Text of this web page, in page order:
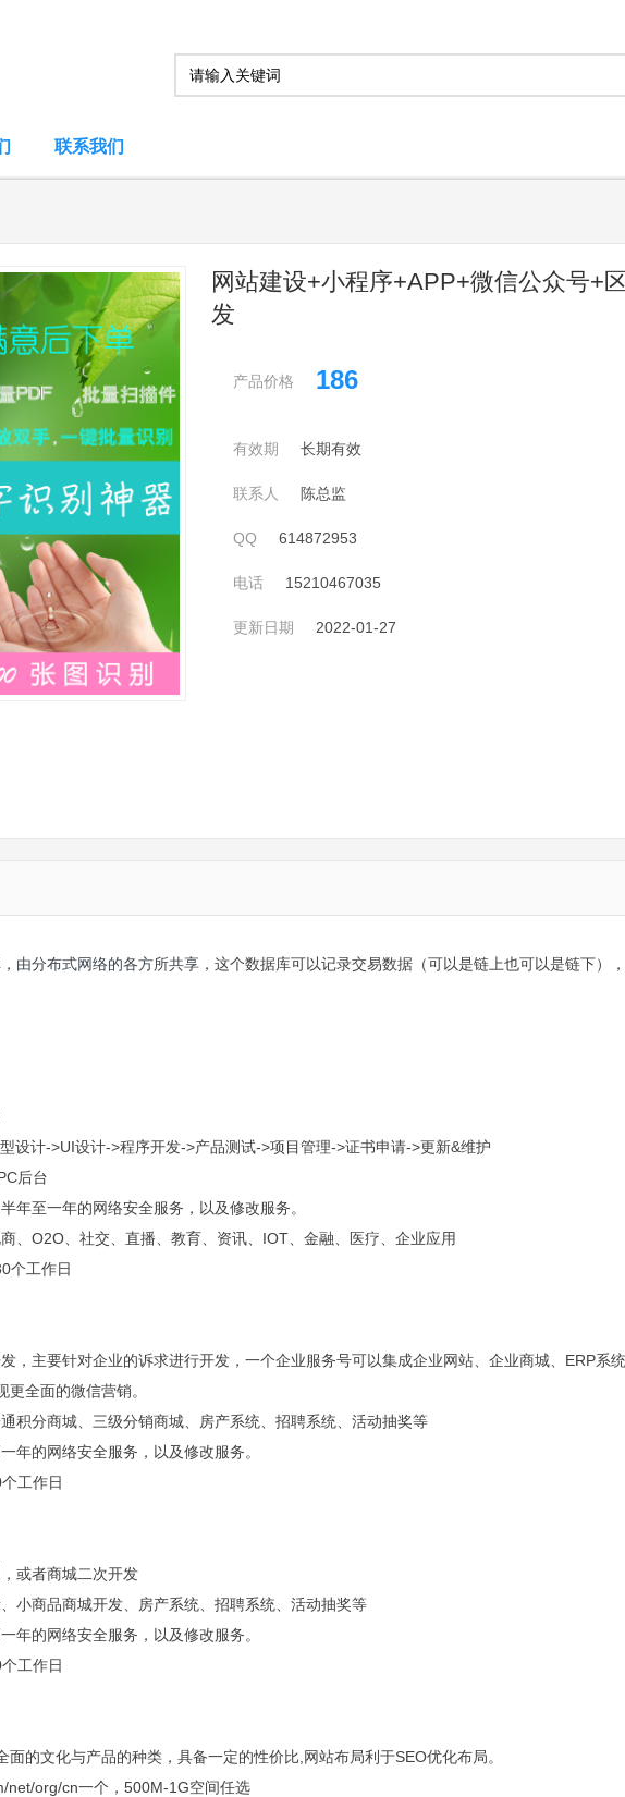
联系我们
网站建设+小程序+APP+微信公众号+
发
产品价格 186
有效期 长期有效
联系人 陈总监
QQ 614872953
电话 15210467035
更新日期 2022-01-27
由分布式网络的各方所共享 ，这个数据库可以记录交易数据（可以是链上也可以是链下）
设计->UI设计->程序开发->产品测试->项目管理->证书申请->更新&维护
后台
年至一年的网络安全服务，以及修改服务。
、O2O、社交、直播、教育、资讯、IOT、金融、医疗、企业应用
个工作日
发，主要针对企业的诉求进行开发，一个企业服务号可以集成企业网站、企业商城、ERP系
全面的微信营销。
积分商城、三级分销商城、房产系统、招聘系统、活动抽奖等
年的网络安全服务，以及修改服务。
工作日
或者商城二次开发
小商品商城开发、房产系统、招聘系统、活动抽奖等
年的网络安全服务，以及修改服务。
工作日
面的文化与产品的种类，具备一定的性价比,网站布局利于SEO优化布局。
net/org/cn一个，500M-1G空间任选